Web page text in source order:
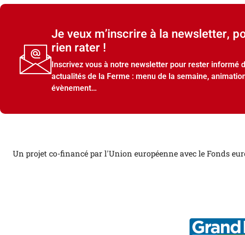
Je veux m’inscrire à la newsletter,
rien rater !
Inscrivez vous à notre newsletter pour rester informé
actualités de la Ferme : menu de la semaine,
évènement…
Un projet co-financé par l'Union européenne avec le Fonds